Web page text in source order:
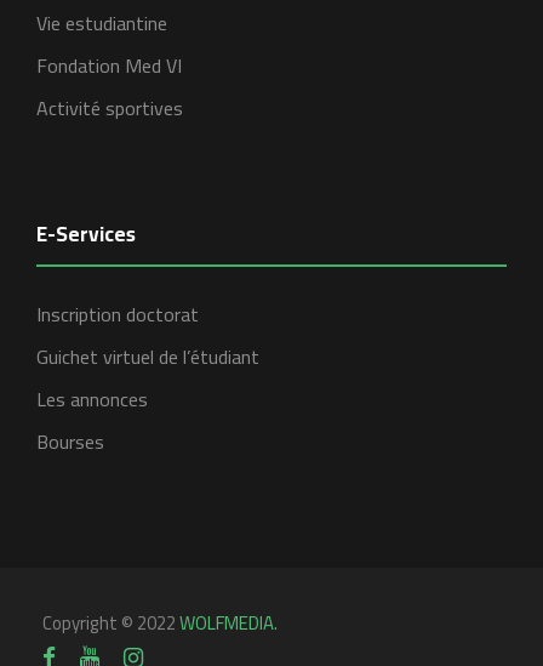
Vie estudiantine
Fondation Med VI
Activité sportives
E-Services
Inscription doctorat
Guichet virtuel de l’étudiant
Les annonces
Bourses
Copyright © 2022WOLFMEDIA.